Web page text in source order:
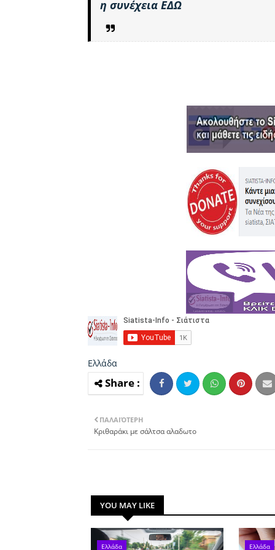
η συνέχεια ΕΔΩ
Ελλάδα
ΠΑΛΑΙΌΤΕΡΗ
Κριθαράκι με σάλτσα αλαδωτο
YOU MAY LIKE
Ελλάδα Ελλάδα